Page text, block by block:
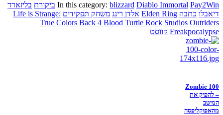
In this category: blizzard Diablo Immortal Pay2Win ביקורת בליזארד
דיאבלו כתבה Elden Ring אלדן רינג משחק תפקידים Life is Strange:
True Colors Back 4 Blood Turtle Rock Studios Outriders
Freakpocalypse קווסט
Zombie 100
– להפיק את
המיטב
מהאפוקליפסה